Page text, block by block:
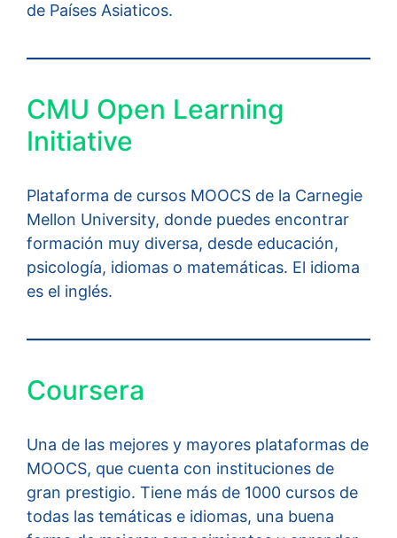
de Países Asiaticos.
CMU Open Learning
Initiative
Plataforma de cursos MOOCS de la Carnegie
Mellon University, donde puedes encontrar
formación muy diversa, desde educación,
psicología, idiomas o matemáticas. El idioma
es el inglés.
Coursera
Una de las mejores y mayores plataformas de
MOOCS, que cuenta con instituciones de
gran prestigio. Tiene más de 1000 cursos de
todas las temáticas e idiomas, una buena